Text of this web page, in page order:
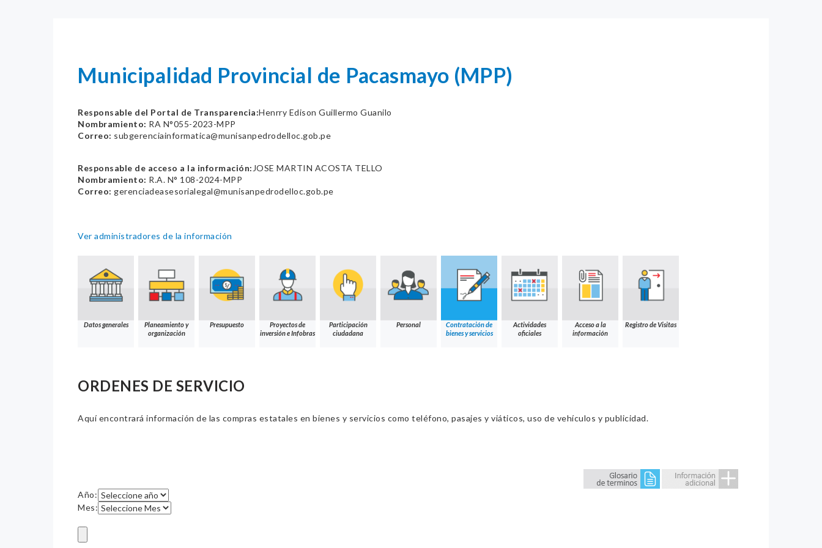
Municipalidad Provincial de Pacasmayo (MPP)
Responsable del Portal de Transparencia:Henrry Edison Guillermo Guanilo
Nombramiento: RA N°055-2023-MPP
Correo: subgerenciainformatica@munisanpedrodelloc.gob.pe
Responsable de acceso a la información: JOSE MARTIN ACOSTA TELLO
Nombramiento: R.A. N° 108-2024-MPP
Correo: gerenciadeasesorialegal@munisanpedrodelloc.gob.pe
Ver administradores de la información
Datos generales
Planeamiento y
organización
Presupuesto
Proyectos de
inversión e Infobras
Participación
ciudadana
Personal
Contratación de
bienes y servicios
Actividades
oficiales
Acceso a la
información
Registro de Visitas
ORDENES DE SERVICIO
Aquí encontrará información de las compras estatales en bienes y servicios como teléfono, pasajes y viáticos, uso de vehículos y publicidad.
Año:
Mes: